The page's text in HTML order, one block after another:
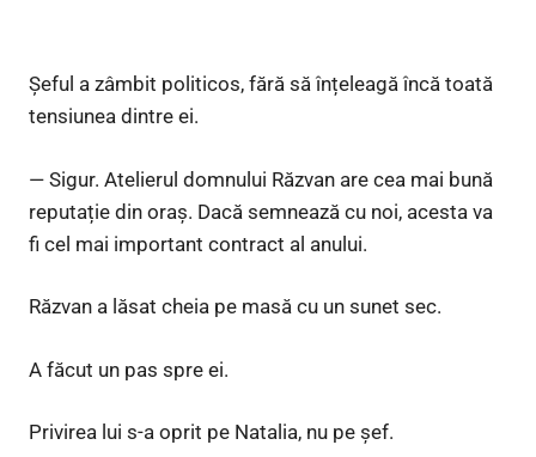
Șeful a zâmbit politicos, fără să înțeleagă încă toată
tensiunea dintre ei.
— Sigur. Atelierul domnului Răzvan are cea mai bună
reputație din oraș. Dacă semnează cu noi, acesta va
fi cel mai important contract al anului.
Răzvan a lăsat cheia pe masă cu un sunet sec.
A făcut un pas spre ei.
Privirea lui s-a oprit pe Natalia, nu pe șef.